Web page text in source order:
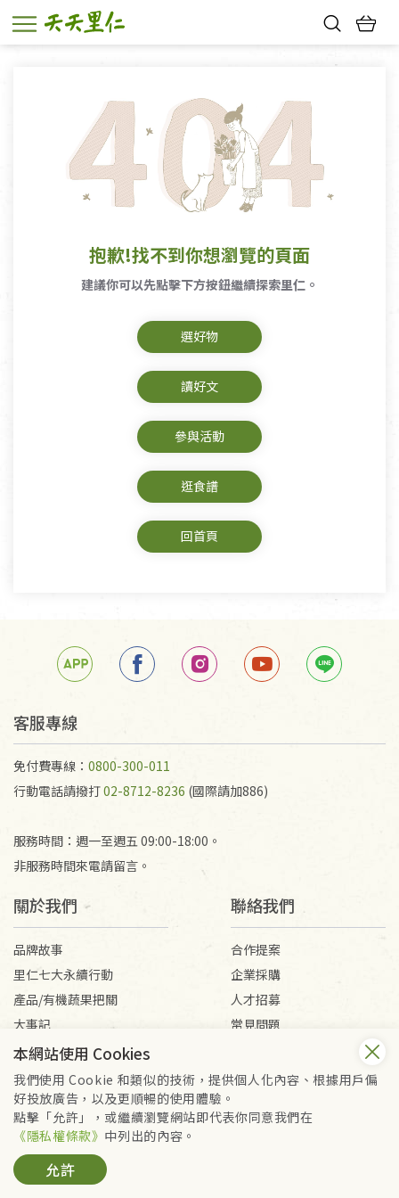
抱歉!找不到你想瀏覽的頁面
建議你可以先點擊下方按鈕繼續探索里仁。
選好物
讀好文
參與活動
逛食譜
回首頁
客服專線
免付費專線： 0800-300-011
行動電話請撥打02-8712-8236 (國際請加886)
服務時間：週一至週五 09:00-18:00。
非服務時間來電請留言。
關於我們
品牌故事
里仁七大永續行動
產品/有機蔬果把關
大事記
媒體報導
聯絡我們
合作提案
企業採購
人才招募
常見問題
會員服務條款
隱私權政策
Copyright © 2026 里仁事業股份有限公司(統編：16301262) /
里仁網購股份有限公司(統編：25149752)
本網站使用 Cookies
我們使用 Cookie 和類似的技術，提供個人化內容、根據用戶偏
好投放廣告，以及更順暢的使用體驗。
點擊「允許」，或繼續瀏覽網站即代表你同意我們在
《隱私權條款》 中列出的內容。
允許